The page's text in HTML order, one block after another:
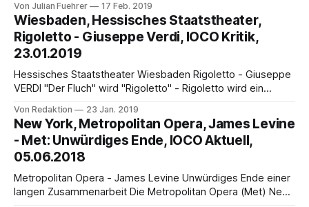
war von 2007 bis 2010 Chefdirigent des Deutschen
Symphonie-Orchesters Berlin und ist nun für ein
anspruchsvolles Programm an seine alte Wirkungsstätte
zurückgekehrt. In der gut besetzten Berliner Philharmonie
Von Julian Fuehrer 17 Feb. 2019
Wiesbaden, Hessisches Staatstheater,
Rigoletto - Giuseppe Verdi, IOCO Kritik,
23.01.2019
Hessisches Staatstheater Wiesbaden Rigoletto - Giuseppe
VERDI "Der Fluch" wird "Rigoletto" - Rigoletto wird ein
Rigoletto, der legendären trilogia popolare 1851 am Teatro
La Fenice ging ein penibles Ringen mit der Zensur voraus;
war doch Victor Hugos Vorlage Le Roi s’
Von Redaktion 23 Jan. 2019
New York, Metropolitan Opera, James Levine
- Met: Unwürdiges Ende, IOCO Aktuell,
05.06.2018
Metropolitan Opera - James Levine Unwürdiges Ende einer
langen Zusammenarbeit Die Metropolitan Opera (Met) New